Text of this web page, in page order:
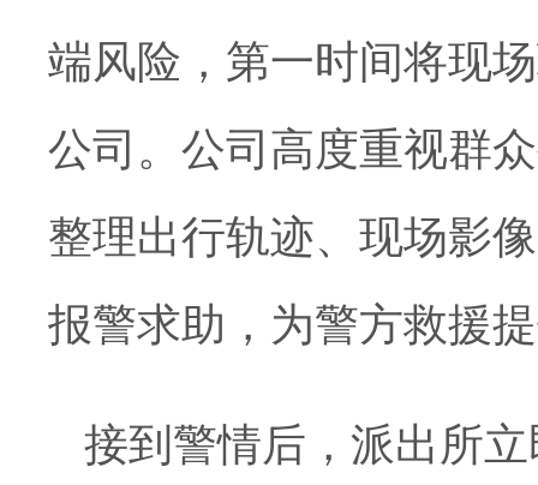
端风险，第一时间将现
公司。公司高度重视群
整理出行轨迹、现场影
报警求助，为警方救援
接到警情后，派出所